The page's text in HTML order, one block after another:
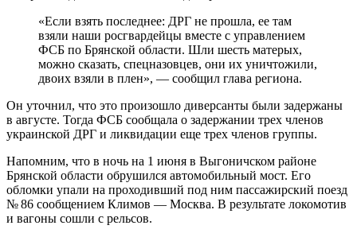
«Если взять последнее: ДРГ не прошла, ее там
взяли наши росгвардейцы вместе с управлением
ФСБ по Брянской области. Шли шесть матерых,
можно сказать, спецназовцев, они их уничтожили,
двоих взяли в плен», — сообщил глава региона.
Он уточнил, что это произошло диверсанты были задержаны
в августе. Тогда ФСБ сообщала о задержании трех членов
украинской ДРГ и ликвидации еще трех членов группы.
Напомним, что в ночь на 1 июня в Выгоничском районе
Брянской области обрушился автомобильный мост. Его
обломки упали на проходивший под ним пассажирский поезд
№ 86 сообщением Климов — Москва. В результате локомотив
и вагоны сошли с рельсов.